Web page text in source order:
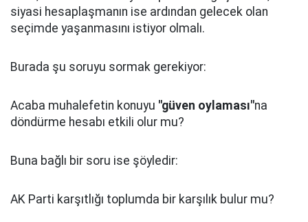
siyasi hesaplaşmanın ise ardından gelecek olan
seçimde yaşanmasını istiyor olmalı.
Burada şu soruyu sormak gerekiyor:
Acaba muhalefetin konuyu "güven oylaması"na
döndürme hesabı etkili olur mu?
Buna bağlı bir soru ise şöyledir:
AK Parti karşıtlığı toplumda bir karşılık bulur mu?